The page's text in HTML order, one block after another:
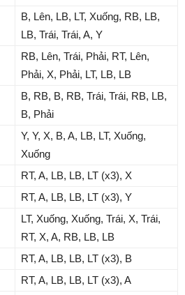
B, Lên, LB, LT, Xuống, RB, LB,
LB, Trái, Trái, A, Y
RB, Lên, Trái, Phải, RT, Lên,
Phải, X, Phải, LT, LB, LB
B, RB, B, RB, Trái, Trái, RB, LB,
B, Phải
Y, Y, X, B, A, LB, LT, Xuống,
Xuống
RT, A, LB, LB, LT (x3), X
RT, A, LB, LB, LT (x3), Y
LT, Xuống, Xuống, Trái, X, Trái,
RT, X, A, RB, LB, LB
RT, A, LB, LB, LT (x3), B
RT, A, LB, LB, LT (x3), A